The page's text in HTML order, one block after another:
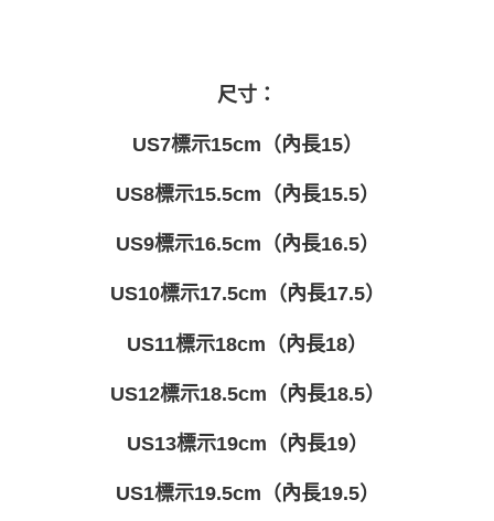
尺寸：
US7標示15cm（內長15）
US8標示15.5cm（內長15.5）
US9標示16.5cm（內長16.5）
US10標示17.5cm（內長17.5）
US11標示18cm（內長18）
US12標示18.5cm（內長18.5）
US13標示19cm（內長19）
US1標示19.5cm（內長19.5）